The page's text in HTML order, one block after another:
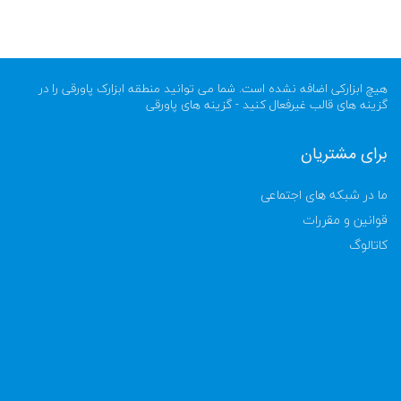
هیچ ابزارکی اضافه نشده است. شما می توانید منطقه ابزارک پاورقی را در
گزینه های قالب غیرفعال کنید - گزینه های پاورقی
برای مشتریان
ما در شبکه های اجتماعی
قوانین و مقررات
کاتالوگ